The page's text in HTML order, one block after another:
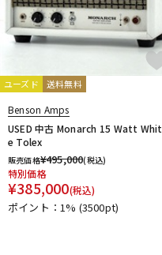
ユーズド 送料無料
Benson Amps
USED 中古 Monarch 15 Watt Whit
e Tolex
販売価格¥495,000(税込)
特別価格
¥385,000(税込)
ポイント：1% (3500pt)